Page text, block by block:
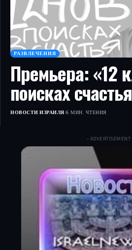
РАЗВЛЕЧЕНИЯ
Премьера: «12
поисках
НОВОСТИ ИЗРАИЛЯ 6 МИН. ЧТЕНИЯ
-